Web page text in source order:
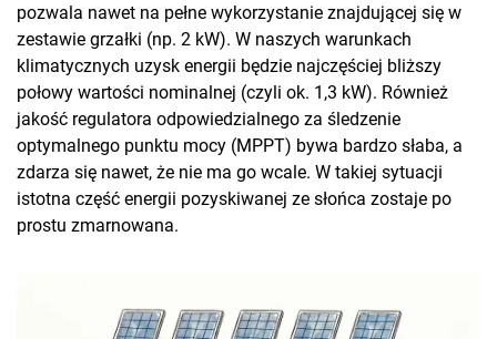
pozwala nawet na pełne wykorzystanie znajdującej się w
zestawie grzałki (np. 2 kW). W naszych warunkach
klimatycznych uzysk energii będzie najczęściej bliższy
połowy wartości nominalnej (czyli ok. 1,3 kW). Również
jakość regulatora odpowiedzialnego za śledzenie
optymalnego punktu mocy (MPPT) bywa bardzo słaba, a
zdarza się nawet, że nie ma go wcale. W takiej sytuacji
istotna część energii pozyskiwanej ze słońca zostaje po
prostu zmarnowana.